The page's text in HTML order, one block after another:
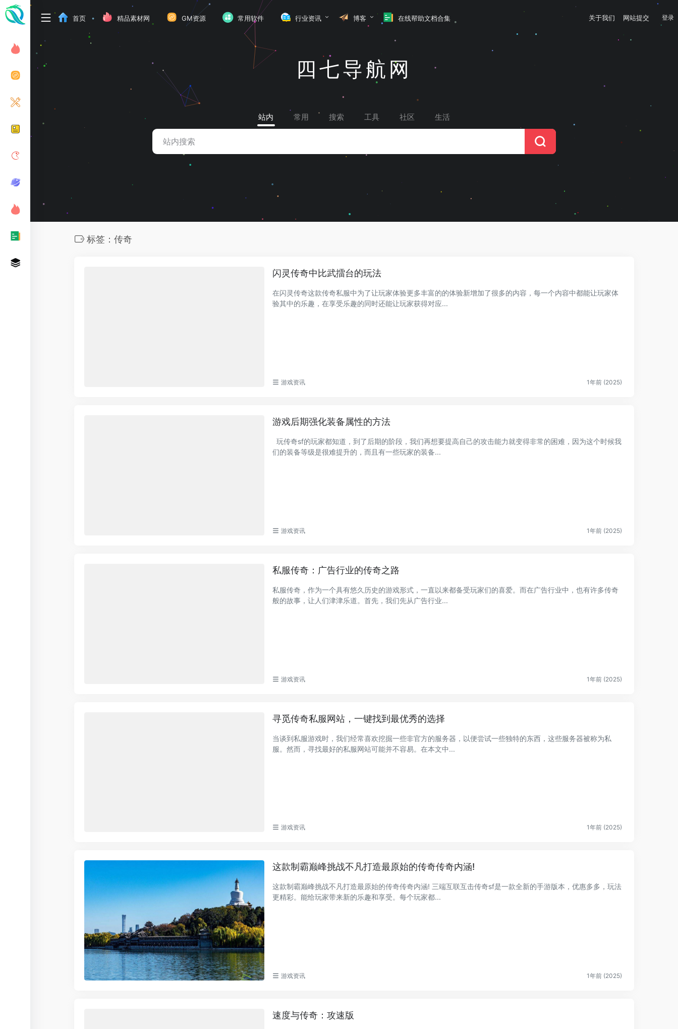
首页 精品素材网 GM资源 常用软件 行业资讯 博客 在线帮助文档合集 关于我们 网站提交 登录
四七导航网
站内 常用 搜索 工具 社区 生活
标签：传奇
闪灵传奇中比武擂台的玩法
在闪灵传奇这款传奇私服中为了让玩家体验更多丰富的的体验新增加了很多的内容，每一个内容中都能让玩家体
验其中的乐趣，在享受乐趣的同时还能让玩家获得对应...
游戏资讯 1年前 (2025)
游戏后期强化装备属性的方法
玩传奇sf的玩家都知道，到了后期的阶段，我们再想要提高自己的攻击能力就变得非常的困难，因为这个时候我
们的装备等级是很难提升的，而且有一些玩家的装备...
游戏资讯 1年前 (2025)
私服传奇：广告行业的传奇之路
私服传奇，作为一个具有悠久历史的游戏形式，一直以来都备受玩家们的喜爱。而在广告行业中，也有许多传奇
般的故事，让人们津津乐道。首先，我们先从广告行业...
游戏资讯 1年前 (2025)
寻觅传奇私服网站，一键找到最优秀的选择
当谈到私服游戏时，我们经常喜欢挖掘一些非官方的服务器，以便尝试一些独特的东西，这些服务器被称为私
服。然而，寻找最好的私服网站可能并不容易。在本文中...
游戏资讯 1年前 (2025)
这款制霸巅峰挑战不凡打造最原始的传奇传奇内涵!
这款制霸巅峰挑战不凡打造最原始的传奇传奇内涵! 三端互联互击传奇sf是一款全新的手游版本，优惠多多，玩法
更精彩。能给玩家带来新的乐趣和享受。每个玩家都...
游戏资讯 1年前 (2025)
速度与传奇：攻速版